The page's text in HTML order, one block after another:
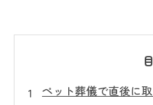
ペット葬儀で直後に